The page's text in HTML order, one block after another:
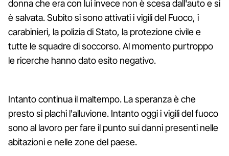
donna che era con lui invece non è scesa dall'auto e si
è salvata. Subito si sono attivati i vigili del Fuoco, i
carabinieri, la polizia di Stato, la protezione civile e
tutte le squadre di soccorso. Al momento purtroppo
le ricerche hanno dato esito negativo.
Intanto continua il maltempo. La speranza è che
presto si plachi l'alluvione. Intanto oggi i vigili del fuoco
sono al lavoro per fare il punto sui danni presenti nelle
abitazioni e nelle zone del paese.